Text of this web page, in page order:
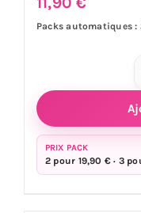
Packs automatiques :
PRIX PACK
2 pour 19,90 € · 3